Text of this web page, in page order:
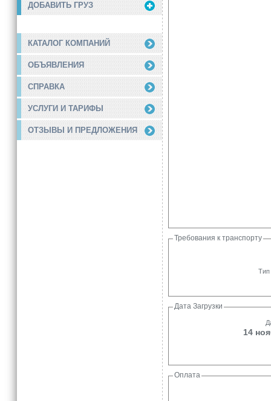
ДОБАВИТЬ ГРУЗ
КАТАЛОГ КОМПАНИЙ
ОБЪЯВЛЕНИЯ
СПРАВКА
УСЛУГИ И ТАРИФЫ
ОТЗЫВЫ И ПРЕДЛОЖЕНИЯ
Требования к транспорту
Тип
Дата Загрузки
14
Оплата